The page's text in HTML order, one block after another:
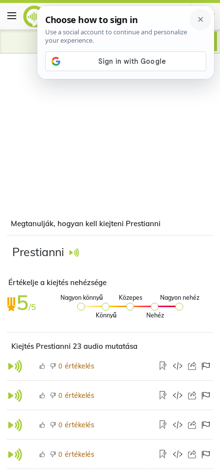
Advertisement
Megtanulják, hogyan kell kiejteni Prestianni
Prestianni
Értékelje a kiejtés nehézsége
5/5
Nagyon könnyű
Könnyű
Közepes
Nehéz
Nagyon nehéz
Kiejtés Prestianni 23 audio mutatása
0 értékelés
0 értékelés
0 értékelés
0 értékelés